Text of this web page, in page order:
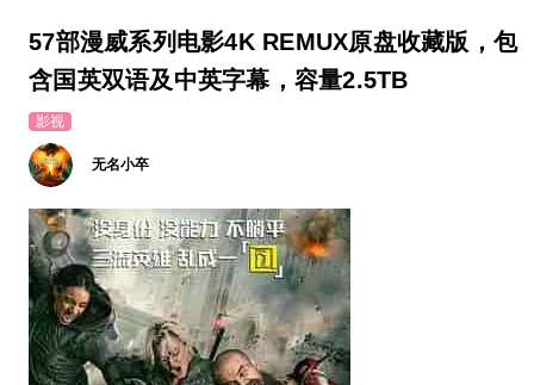
57部漫威系列电影4K REMUX原盘收藏版，包
含国英双语及中英字幕，容量2.5TB
影视
无名小卒